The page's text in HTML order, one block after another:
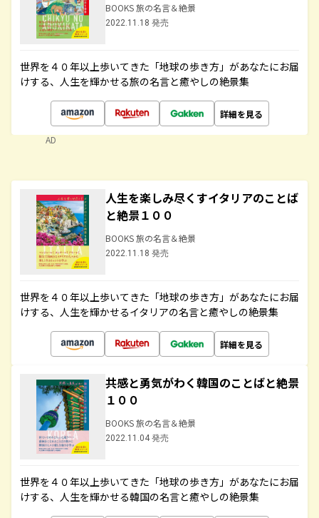
BOOKS 旅の名言＆絶景
2022.11.18 発売
世界を４０年以上歩いてきた「地球の歩き方」があなたにお届
けする、人生を輝かせる旅の名言と癒やしの絶景集
詳細を見る
AD
人生を楽しみ尽くすイタリアのことば
と絶景１００
BOOKS 旅の名言＆絶景
2022.11.18 発売
世界を４０年以上歩いてきた「地球の歩き方」があなたにお届
けする、人生を輝かせるイタリアの名言と癒やしの絶景集
詳細を見る
共感と勇気がわく韓国のことばと絶景
１００
BOOKS 旅の名言＆絶景
2022.11.04 発売
世界を４０年以上歩いてきた「地球の歩き方」があなたにお届
けする、人生を輝かせる韓国の名言と癒やしの絶景集